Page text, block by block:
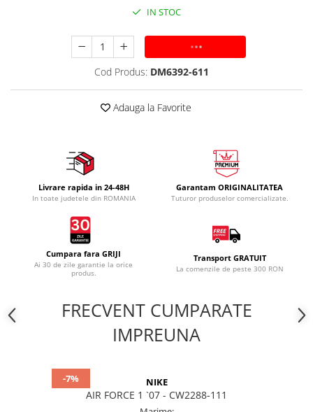
IN STOC
ADAUGA IN COS
Cod Produs: DM6392-611
Adauga la Favorite
Livrare rapida in 24-48H
In toate judetele din ROMANIA
Garantam ORIGINALITATEA
Tuturor produselor comercializate.
Cumpara fara GRIJI
Ai 30 de zile garantie la orice
produs.
Transport GRATUIT
La comenzile de peste 300 RON
FRECVENT CUMPARATE
IMPREUNA
-7% NIKE
AIR FORCE 1 `07 - CW2288-111